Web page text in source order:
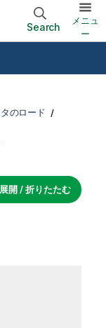
Search
メニュ
ー
のロード
開 / 折りたたむ